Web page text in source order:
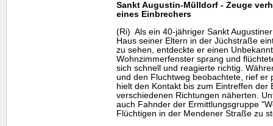
Sankt Augustin-Mülldorf - Zeuge
eines Einbrechers
(Ri) Als ein 40-jähriger Sankt
Haus seiner Eltern in der Jüchstraße
zu sehen, entdeckte er einen
Wohnzimmerfenster sprang und
sich schnell und reagierte richtig.
und den Fluchtweg beobachtete, rief er
hielt den Kontakt bis zum Eintreffen der
verschiedenen Richtungen näherten.
auch Fahnder der Ermittlungsgruppe
Flüchtigen in der Mendener Straße zu